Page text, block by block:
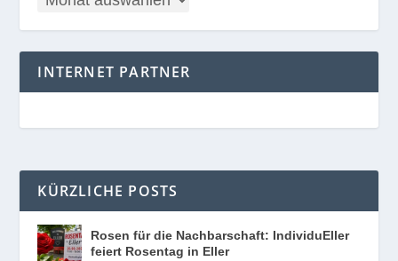
INTERNET PARTNER
KÜRZLICHE POSTS
Rosen für die Nachbarschaft: IndividuEller
feiert Rosentag in Eller